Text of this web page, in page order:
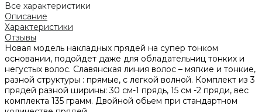
Все характеристики
Описание
Характеристики
Отзывы
Новая модель накладных прядей на супер тонком
основании, подойдет даже для обладательниц тонких и
негустых волос. Славянская линия волос – мягкие и тонкие,
разной структуры : прямые, c легкой волной. Комплект из 3
прядей разной ширины: 30 см-1 прядь, 15 см -2 пряди, вес
комплекта 135 грамм. Двойной обьем при стандартном